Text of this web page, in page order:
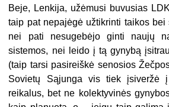
Beje, Lenkija, užėmusi buvusias
taip pat nepajėgė užtikrinti taikos bei
nei pati nesugebėjo ginti naujų
sistemos, nei leido į tą gynybą
(taip tarsi pasireiškė senosios
Sovietų Sąjunga vis tiek įsiveržė
reikalus, bet ne kolektyvinės